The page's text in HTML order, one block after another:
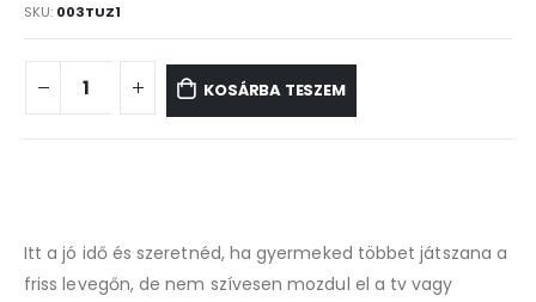
SKU: 003TUZ1
KOSÁRBA TESZEM
Itt a jó idő és szeretnéd, ha gyermeked többet játszana a
friss levegőn, de nem szívesen mozdul el a tv vagy